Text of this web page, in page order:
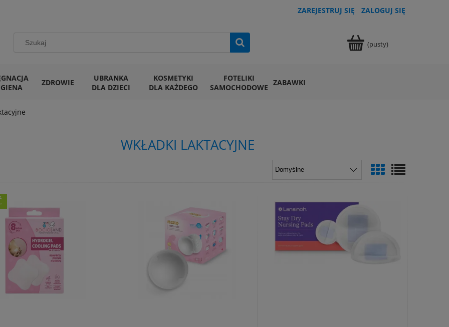
ZAREJESTRUJ SIĘ ZALOGUJ SIĘ
(pusty)
ZDROWIE
UBRANKA
DLA DZIECI
KOSMETYKI
DLA KAŻDEGO
FOTELIKI
SAMOCHODOWE ZABAWKI
WKŁADKI LAKTACYJNE